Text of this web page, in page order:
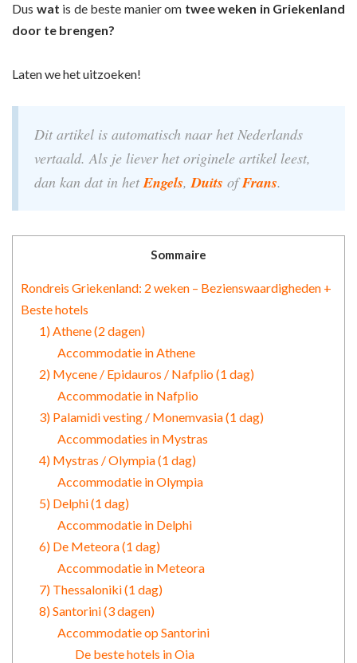
Dus wat is de beste manier om twee weken in Griekenland
door te brengen?
Laten we het uitzoeken!
Dit artikel is automatisch naar het Nederlands
vertaald. Als je liever het originele artikel leest,
dan kan dat in hetEngels,Duits ofFrans.
Sommaire
Rondreis Griekenland: 2 weken – Bezienswaardigheden +
Beste hotels
1) Athene (2 dagen)
Accommodatie in Athene
2) Mycene / Epidauros / Nafplio (1 dag)
Accommodatie in Nafplio
3) Palamidi vesting / Monemvasia (1 dag)
Accommodaties in Mystras
4) Mystras / Olympia (1 dag)
Accommodatie in Olympia
5) Delphi (1 dag)
Accommodatie in Delphi
6) De Meteora (1 dag)
Accommodatie in Meteora
7) Thessaloniki (1 dag)
8) Santorini (3 dagen)
Accommodatie op Santorini
De beste hotels in Oia